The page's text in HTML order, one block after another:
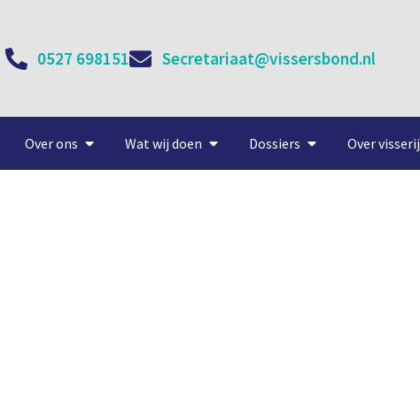
0527 698151 Secretariaat@vissersbond.nl
Over ons Wat wij doen Dossiers Over visserij